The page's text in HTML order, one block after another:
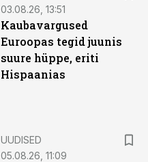
03.08.26, 13:51
Kaubavargused
Euroopas tegid juunis
suure hüppe, eriti
Hispaanias
UUDISED
05.08.26, 11:09